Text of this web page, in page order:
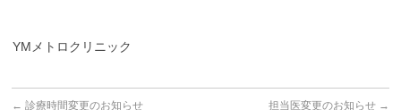
YMメトロクリニック
← 診療時間変更のお知らせ 担当医変更のお知らせ →